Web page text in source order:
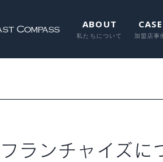
ABOUT CASE
フランチャイズに